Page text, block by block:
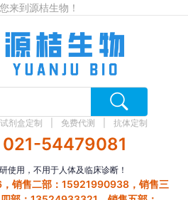
来到源桔生物！
试剂盒定制 免费代测 抗体定制
021-54479081
使用，不用于人体及临床诊断！
销售二部：15921990938，销售三